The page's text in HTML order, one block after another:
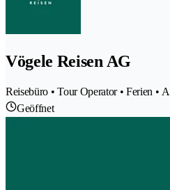
Vögele Reisen AG
Reisebüro • Tour Operator • Ferien •
Geöffnet